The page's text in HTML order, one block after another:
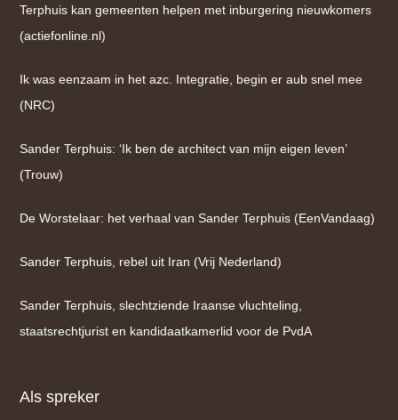
Terphuis kan gemeenten helpen met inburgering nieuwkomers
(actiefonline.nl)
Ik was eenzaam in het azc. Integratie, begin er aub snel mee
(NRC)
Sander Terphuis: ‘Ik ben de architect van mijn eigen leven’
(Trouw)
De Worstelaar: het verhaal van Sander Terphuis (EenVandaag)
Sander Terphuis, rebel uit Iran (Vrij Nederland)
Sander Terphuis, slechtziende Iraanse vluchteling,
staatsrechtjurist en kandidaatkamerlid voor de PvdA
Als spreker